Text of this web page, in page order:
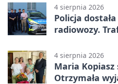
4 sierpnia 2026
Policja
radiowozy.
4 sierpnia 2026
Maria Kopiasz
Otrzymała